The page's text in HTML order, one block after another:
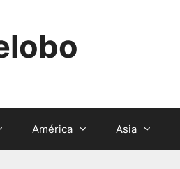
América Asia